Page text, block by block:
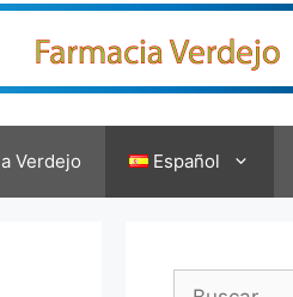
Verdejo Español